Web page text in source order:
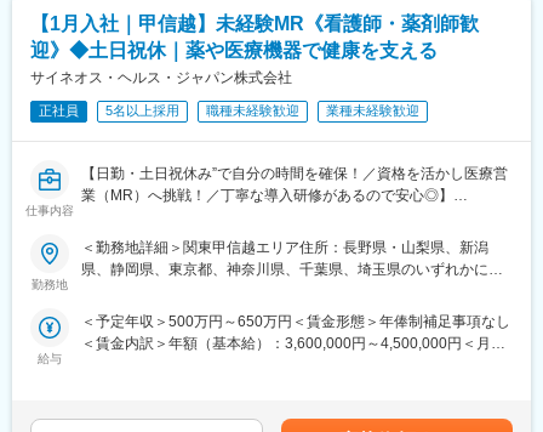
・長期休暇が取りやすい！（連続休暇の取得を奨励しています）
・有給取得率：70％以上
■福利厚生（転勤を伴う場合）：
＜社宅制度（法人契約）＞
・家賃：一部会社負担
・住居契約初期経費：会社負担（上限設定あり）
・入居時の引越し費用：会社負担（会社指定業者）
多くの方が未経験からキャリアチェンジをされておりますが、医
療機器の使用方法の提案から、治療現場でのサポートまで、一貫
して医療現場に携わることができ、非常に社会貢献性を感じられ
るお仕事です！
【EPファーマラインでキャリアを築くメリット】
■優良案件多数／メーカー転籍を支援
他社では見かけないような大手メーカーの案件や最先端製品の案
件を保有しています。また原則、将来的にクライアント先への転
籍も視野に入れた内容で案件を受注しています。(＝将来的に医療
これを可能にしている背景としては、比較的少数規模を保って運
営を行っているからこそマネージャーの目が行き届く環境を整え
■入社後も強力なバックアップが受けられます！
も実施しており、日々の業務だけでなく中長期的な視点での相談
【1月入社｜甲信越】未経験MR《看護師・薬剤師歓
迎》◆土日祝休｜薬や医療機器で健康を支える
サイネオス・ヘルス・ジャパン株式会社
正社員 5名以上採用 職種未経験歓迎 業種未経験歓迎
仕事内容
【日勤・土日祝休み”で自分の時間を確保！／資格を活かし医療営
業（MR）へ挑戦！／丁寧な導入研修があるので安心◎】
《資格と想いがあれば活躍できる！》
「誰かのためになる仕事がしたい」「社会貢献につながる仕事を
したい」という想いがあればOK！当社には、臨床経験を活かして
ます。
これまでの経験を活かして新たなフィールドで活躍したい方を歓
勤務地
＜勤務地詳細＞関東甲信越エリア住所：長野県・山梨県、新潟
県、静岡県、東京都、神奈川県、千葉県、埼玉県のいずれかに配
定める事業所
給与
＜予定年収＞500万円～650万円＜賃金形態＞年俸制補足事項なし
＜賃金内訳＞年額（基本給）：3,600,000円～4,500,000円＜月額